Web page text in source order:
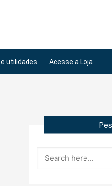
e utilidades Acesse a Loja